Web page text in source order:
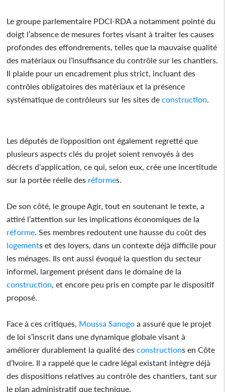
Le groupe parlementaire PDCI-RDA a notamment pointé du
doigt l’absence de mesures fortes visant à traiter les causes
profondes des effondrements, telles que la mauvaise qualité
des matériaux ou l’insuffisance du contrôle sur les chantiers.
Il plaide pour un encadrement plus strict, incluant des
contrôles obligatoires des matériaux et la présence
systématique de contrôleurs sur les sites de construction
Les députés de l’opposition ont également regretté que
plusieurs aspects clés du projet soient renvoyés à des
décrets d’application, ce qui, selon eux, crée une incertitude
sur la portée réelle des réformes.
De son côté, le groupe Agir, tout en soutenant le texte, a
attiré l’attention sur les implications économiques de la
réforme . Ses membres redoutent une hausse du coût des
logements et des loyers, dans un contexte déjà difficile pour
les ménages. Ils ont aussi évoqué la question du secteur
informel, largement présent dans le domaine de la
construction , et encore peu pris en compte par le dispositif
proposé.
Face à ces critiques, Moussa Sanogo a assuré que le projet
de loi s’inscrit dans une dynamique globale visant à
améliorer durablement la qualité des constructions en Côte
d’Ivoire. Il a rappelé que le cadre légal existant intègre déjà
des dispositions relatives au contrôle des chantiers, tant sur
le plan administratif que technique.